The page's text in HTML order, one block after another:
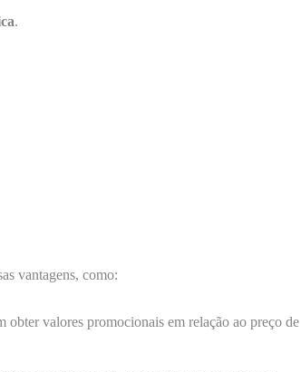
.
vantagens, como:
obter valores promocionais em relação ao preço de